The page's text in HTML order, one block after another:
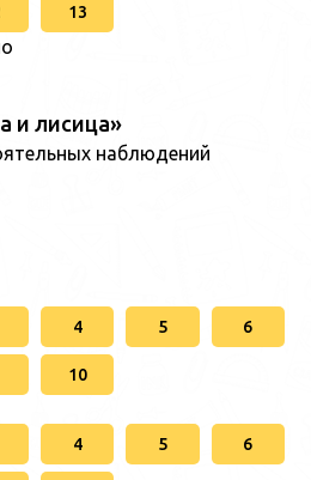
13
и лисица»
наблюдений
4 5 6
10
4 5 6